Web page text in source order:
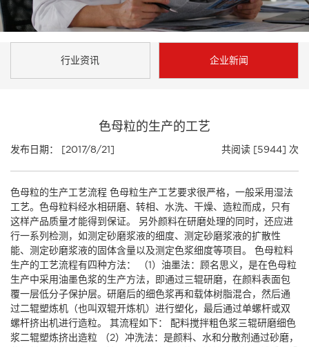
行业资讯 企业新闻
色母粒的生产的工艺
发布日期： [2017/8/21] 共阅读 [5944] 次
色母粒的生产工艺流程 色母粒生产工艺要求很严格，一般采用湿法
工艺。色母粒料经水相研磨、转相、水洗、干燥、造粒而成，只有
这样产品质量才能得到保证。 另外颜料在研磨处理的同时，还应进
行一系列检测，如测定砂磨浆液的细度、测定砂磨浆液的扩散性
能、测定砂磨浆液的固体含量以及测定色浆细度等项目。 色母粒料
生产的工艺流程有四种方法： （1）油墨法：顾名思义，是在色母粒
生产中采用油墨色浆的生产方法，即通过三辊研磨，在颜料表面包
覆一层低分子保护层。研磨后的细色浆再和载体树脂混合，然后通
过二辊塑炼机（也叫双辊开炼机）进行塑化，最后通过单螺杆或双
螺杆挤出机进行造粒。 其流程如下： 配料搅拌粗色浆三辊研磨细色
浆二辊塑炼挤出造粒 （2）冲洗法：是颜料、水和分散剂通过砂磨，